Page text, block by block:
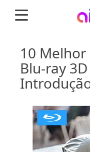
10
Blu-ray